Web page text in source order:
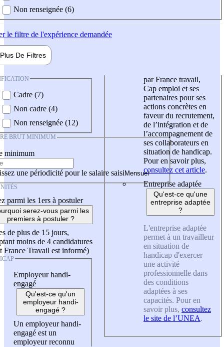
Non renseignée (6)
le filtre de l'expérience demandée
Plus De Filtres
Cadre (7)
Non cadre (4)
Non renseignée (12)
BRUT MINIMUM
minimum
une périodicité pour le salaire saisi
parmi les 1ers à postuler
serez-vous parmi les
premiers à postuler ?
de plus de 15 jours,
moins de 4 candidatures
France Travail est informé)
Employeur handi-
engagé
Qu'est-ce qu'un
employeur handi-
engagé ?
Un employeur handi-
engagé est un
employeur reconnu
par France travail,
Cap emploi et ses
partenaires pour ses
actions concrètes en
faveur du recrutement,
de l’intégration et de
l’accompagnement de
ses collaborateurs en
situation de handicap.
Pour en savoir plus,
consultez cet article.
Entreprise adaptée
Qu'est-ce qu'une
entreprise adaptée
?
L'entreprise adaptée
permet à un travailleur
en situation de
handicap d'exercer
une activité
professionnelle dans
des conditions
adaptées à ses
capacités. Pour en
savoir plus, consultez
le site de l’UNEA.